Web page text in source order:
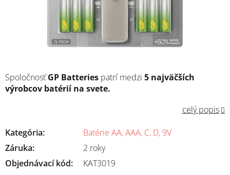
SpoločnosťGP Batteries patrí medzi 5 najväčších
výrobcov batérií na svete.
celý popis
Kategória:
Batérie AA, AAA, C, D, 9V
Záruka:
2 roky
Objednávací kód:
KAT3019